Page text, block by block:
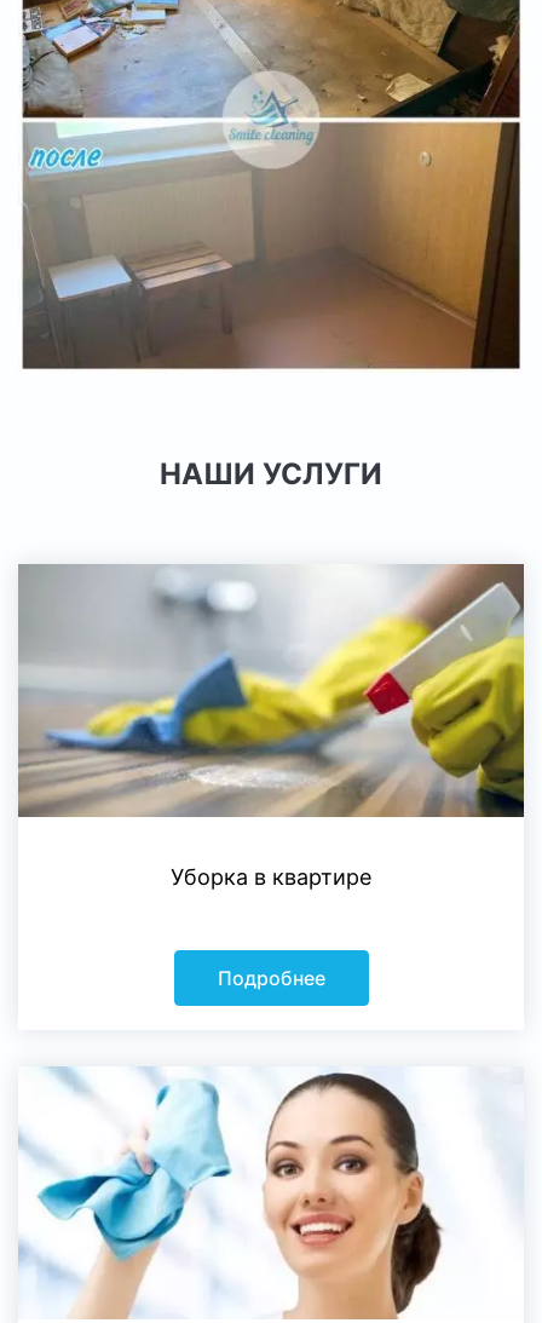
НАШИ УСЛУГИ
Уборка в квартире
Подробнее